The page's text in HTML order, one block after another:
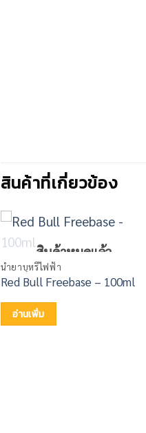
สินค้าที่เกี่ยวข้อง
สินค้าหมดแล้ว
น้ำยาบุหรี่ไฟฟ้า
Red Bull Freebase – 100ml
อ่านเพิ่ม